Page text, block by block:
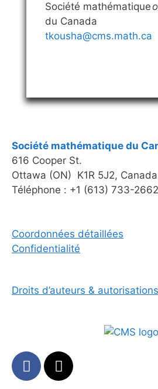
Société mathématique
du Canada
tkousha@cms.math.ca
Société mathématique du
616 Cooper St.
Ottawa (ON) K1R 5J2, Canada
Téléphone : +1 (613) 733-2662
Coordonnées détaillées
Confidentialité
Droits d’auteurs & autorisations